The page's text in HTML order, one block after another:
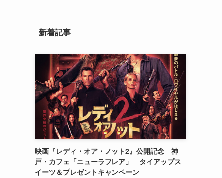
新着記事
映画『レディ・オア・ノット2』公開記念 神
戸・カフェ「ニューラフレア」 タイアップス
イーツ＆プレゼントキャンペーン